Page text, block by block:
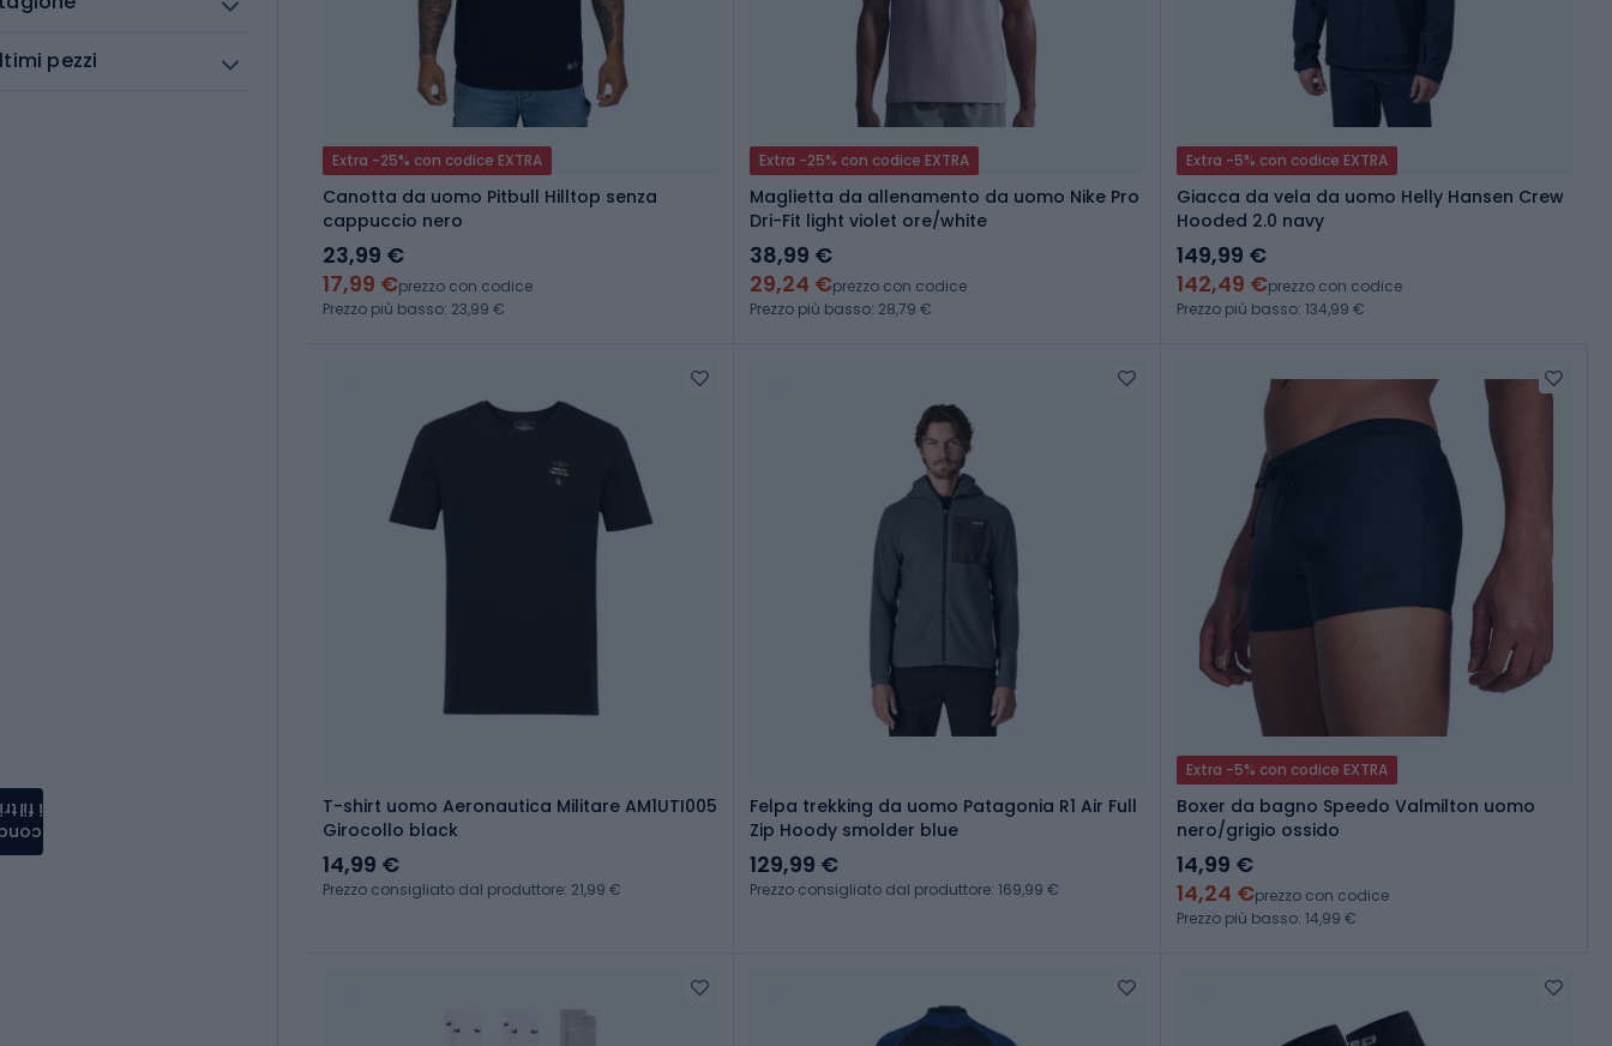
pezzi
Extra -25% con codice EXTRA
Canotta da uomo Pitbull Hilltop senza
cappuccio nero
23,99 €
17,99 €prezzo con codice
Prezzo più basso: 23,99 €
Extra -25% con codice EXTRA
Maglietta da allenamento da uomo Nike Pro
Dri-Fit light violet ore/white
38,99 €
29,24 €prezzo con codice
Prezzo più basso: 28,79 €
Extra -5% con codice EXTRA
Giacca da vela da uomo Helly Hansen Crew
Hooded 2.0 navy
149,99 €
142,49 €prezzo con codice
Prezzo più basso: 134,99 €
T-shirt uomo Aeronautica Militare AM1UTI005
Girocollo black
14,99 €
Prezzo consigliato dal produttore: 21,99 €
Felpa trekking da uomo Patagonia R1 Air Full
Zip Hoody smolder blue
129,99 €
Prezzo consigliato dal produttore: 169,99 €
Extra -5% con codice EXTRA
Boxer da bagno Speedo Valmilton uomo
nero/grigio ossido
14,99 €
14,24 €prezzo con codice
Prezzo più basso: 14,99 €
i filtri